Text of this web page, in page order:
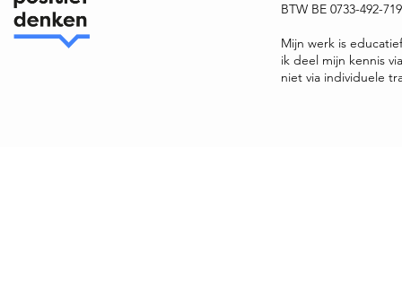
BTW BE 0733-492-
Mijn werk is
ik deel mijn kennis
niet via individuele